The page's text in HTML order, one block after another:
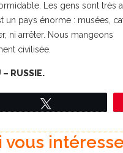
Les gens sont très
un pays énorme : musées,
ni arrêter. Nous mangeons
civilisée.
– RUSSIE.
vous